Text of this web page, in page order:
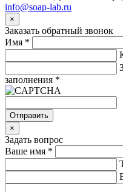
info@soap-lab.ru
×
Заказать обратный звонок
Имя *
заполнения *
Отправить
×
Задать вопрос
Ваше имя *